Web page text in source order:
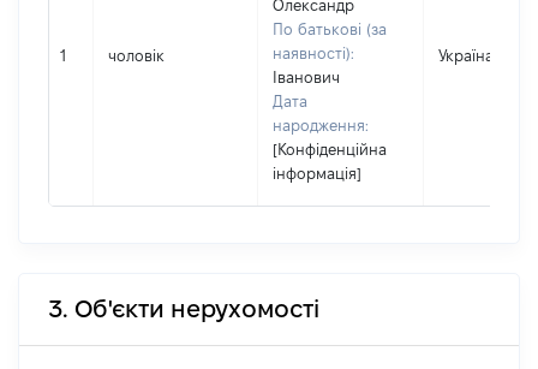
1 чоловік
Олександр
По батькові (за
наявності):
Іванович
Дата
народження:
[Конфіденційна
інформація]
Україна
3. Об'єкти нерухомості